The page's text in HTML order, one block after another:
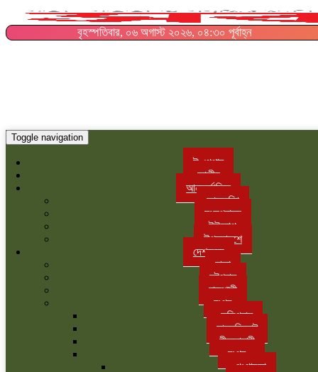
বৃহস্পতিবার, ০৬ অগাস্ট ২০২৬, ০৪:৩০ পূর্বাহ্ন
Toggle navigation
ই-পেপার
জাতীয়
আন্তর্জাতিক
আমরেকিা
মধ্যপ্রাচ্য
ইউরোপ
উপমহাদশে
দেশজুড়ে
ঢাকা
চট্টগ্রাম
রাজশাহী
রংপুর
কুড়িগ্রাম
লালমনিরহাট
নীলফামারী
রংপুর
গংগাচড়া